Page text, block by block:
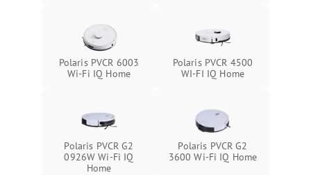
Polaris PVCR 6003
Wi-Fi IQ Home
Polaris PVCR 4500
WI-FI IQ Home
Polaris PVCR G2
0926W Wi-Fi IQ
Home
Polaris PVCR G2
3600 Wi-Fi IQ Home